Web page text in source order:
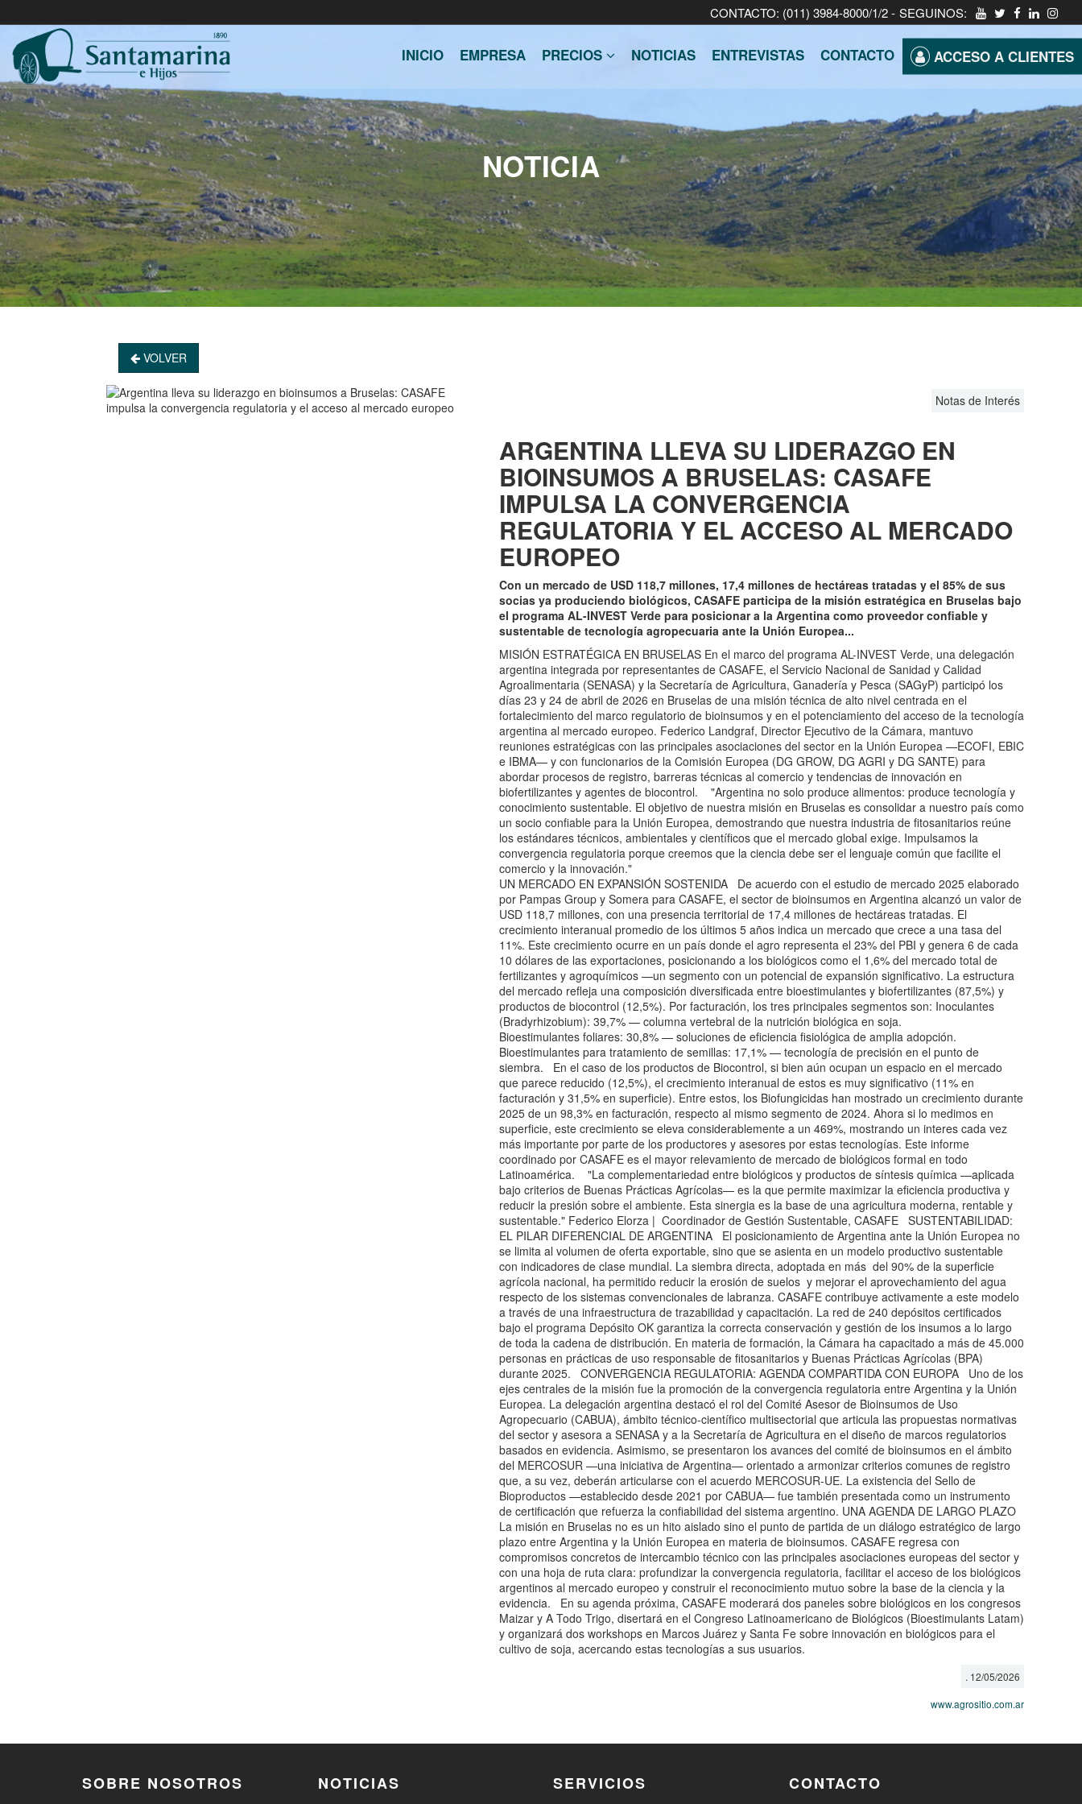
CONTACTO: (011) 3984-8000/1/2 - SEGUINOS:
INICIO EMPRESA PRECIOS NOTICIAS ENTREVISTAS CONTACTO ACCESO A CLIENTES
NOTICIA
VOLVER
Notas de Interés
ARGENTINA LLEVA SU LIDERAZGO EN
BIOINSUMOS A BRUSELAS: CASAFE
IMPULSA LA CONVERGENCIA
REGULATORIA Y EL ACCESO AL MERCADO
EUROPEO
Con un mercado de USD 118,7 millones, 17,4 millones de hectáreas tratadas y el 85% de sus
socias ya produciendo biológicos, CASAFE participa de la misión estratégica en Bruselas bajo
el programa AL-INVEST Verde para posicionar a la Argentina como proveedor confiable y
sustentable de tecnología agropecuaria ante la Unión Europea...
MISIÓN ESTRATÉGICA EN BRUSELAS En el marco del programa AL-INVEST Verde, una delegación
argentina integrada por representantes de CASAFE, el Servicio Nacional de Sanidad y Calidad
Agroalimentaria (SENASA) y la Secretaría de Agricultura, Ganadería y Pesca (SAGyP) participó los
días 23 y 24 de abril de 2026 en Bruselas de una misión técnica de alto nivel centrada en el
fortalecimiento del marco regulatorio de bioinsumos y en el potenciamiento del acceso de la tecnología
argentina al mercado europeo. Federico Landgraf, Director Ejecutivo de la Cámara, mantuvo
reuniones estratégicas con las principales asociaciones del sector en la Unión Europea —ECOFI, EBIC
e IBMA— y con funcionarios de la Comisión Europea (DG GROW, DG AGRI y DG SANTE) para
abordar procesos de registro, barreras técnicas al comercio y tendencias de innovación en
biofertilizantes y agentes de biocontrol. "Argentina no solo produce alimentos: produce tecnología y
conocimiento sustentable. El objetivo de nuestra misión en Bruselas es consolidar a nuestro país como
un socio confiable para la Unión Europea, demostrando que nuestra industria de fitosanitarios reúne
los estándares técnicos, ambientales y científicos que el mercado global exige. Impulsamos la
convergencia regulatoria porque creemos que la ciencia debe ser el lenguaje común que facilite el
comercio y la innovación."
UN MERCADO EN EXPANSIÓN SOSTENIDA De acuerdo con el estudio de mercado 2025 elaborado
por Pampas Group y Somera para CASAFE, el sector de bioinsumos en Argentina alcanzó un valor de
USD 118,7 millones, con una presencia territorial de 17,4 millones de hectáreas tratadas. El
crecimiento interanual promedio de los últimos 5 años indica un mercado que crece a una tasa del
11%. Este crecimiento ocurre en un país donde el agro representa el 23% del PBI y genera 6 de cada
10 dólares de las exportaciones, posicionando a los biológicos como el 1,6% del mercado total de
fertilizantes y agroquímicos —un segmento con un potencial de expansión significativo. La estructura
del mercado refleja una composición diversificada entre bioestimulantes y biofertilizantes (87,5%) y
productos de biocontrol (12,5%). Por facturación, los tres principales segmentos son: Inoculantes
(Bradyrhizobium): 39,7% — columna vertebral de la nutrición biológica en soja.
Bioestimulantes foliares: 30,8% — soluciones de eficiencia fisiológica de amplia adopción.
Bioestimulantes para tratamiento de semillas: 17,1% — tecnología de precisión en el punto de
siembra. En el caso de los productos de Biocontrol, si bien aún ocupan un espacio en el mercado
que parece reducido (12,5%), el crecimiento interanual de estos es muy significativo (11% en
facturación y 31,5% en superficie). Entre estos, los Biofungicidas han mostrado un crecimiento durante
2025 de un 98,3% en facturación, respecto al mismo segmento de 2024. Ahora si lo medimos en
superficie, este crecimiento se eleva considerablemente a un 469%, mostrando un interes cada vez
más importante por parte de los productores y asesores por estas tecnologías. Este informe
coordinado por CASAFE es el mayor relevamiento de mercado de biológicos formal en todo
Latinoamérica. "La complementariedad entre biológicos y productos de síntesis química —aplicada
bajo criterios de Buenas Prácticas Agrícolas— es la que permite maximizar la eficiencia productiva y
reducir la presión sobre el ambiente. Esta sinergia es la base de una agricultura moderna, rentable y
sustentable." Federico Elorza | Coordinador de Gestión Sustentable, CASAFE SUSTENTABILIDAD:
EL PILAR DIFERENCIAL DE ARGENTINA El posicionamiento de Argentina ante la Unión Europea no
se limita al volumen de oferta exportable, sino que se asienta en un modelo productivo sustentable
con indicadores de clase mundial. La siembra directa, adoptada en más del 90% de la superficie
agrícola nacional, ha permitido reducir la erosión de suelos y mejorar el aprovechamiento del agua
respecto de los sistemas convencionales de labranza. CASAFE contribuye activamente a este modelo
a través de una infraestructura de trazabilidad y capacitación. La red de 240 depósitos certificados
bajo el programa Depósito OK garantiza la correcta conservación y gestión de los insumos a lo largo
de toda la cadena de distribución. En materia de formación, la Cámara ha capacitado a más de 45.000
personas en prácticas de uso responsable de fitosanitarios y Buenas Prácticas Agrícolas (BPA)
durante 2025. CONVERGENCIA REGULATORIA: AGENDA COMPARTIDA CON EUROPA Uno de los
ejes centrales de la misión fue la promoción de la convergencia regulatoria entre Argentina y la Unión
Europea. La delegación argentina destacó el rol del Comité Asesor de Bioinsumos de Uso
Agropecuario (CABUA), ámbito técnico-científico multisectorial que articula las propuestas normativas
del sector y asesora a SENASA y a la Secretaría de Agricultura en el diseño de marcos regulatorios
basados en evidencia. Asimismo, se presentaron los avances del comité de bioinsumos en el ámbito
del MERCOSUR —una iniciativa de Argentina— orientado a armonizar criterios comunes de registro
que, a su vez, deberán articularse con el acuerdo MERCOSUR-UE. La existencia del Sello de
Bioproductos —establecido desde 2021 por CABUA— fue también presentada como un instrumento
de certificación que refuerza la confiabilidad del sistema argentino. UNA AGENDA DE LARGO PLAZO
La misión en Bruselas no es un hito aislado sino el punto de partida de un diálogo estratégico de largo
plazo entre Argentina y la Unión Europea en materia de bioinsumos. CASAFE regresa con
compromisos concretos de intercambio técnico con las principales asociaciones europeas del sector y
con una hoja de ruta clara: profundizar la convergencia regulatoria, facilitar el acceso de los biológicos
argentinos al mercado europeo y construir el reconocimiento mutuo sobre la base de la ciencia y la
evidencia. En su agenda próxima, CASAFE moderará dos paneles sobre biológicos en los congresos
Maizar y A Todo Trigo, disertará en el Congreso Latinoamericano de Biológicos (Bioestimulants Latam)
y organizará dos workshops en Marcos Juárez y Santa Fe sobre innovación en biológicos para el
cultivo de soja, acercando estas tecnologías a sus usuarios.
. 12/05/2026
www.agrositio.com.ar
SOBRE NOSOTROS NOTICIAS SERVICIOS CONTACTO